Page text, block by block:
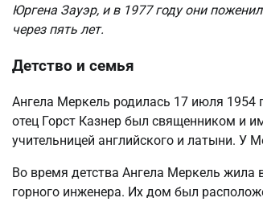
Юргена Зауэр, и в 1977 году они
через пять лет.
Детство и семья
Ангела Меркель родилась 17 июля 1954
отец Горст Казнер был священником и
учительницей английского и латыни. У
Во время детства Ангела Меркель жила
горного инженера. Их дом был